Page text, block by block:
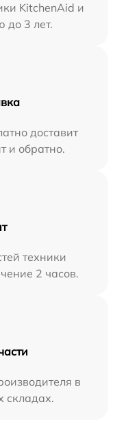
KitchenAid и
до 3 лет.
доставит
и обратно.
техники
2 часов.
в
складах.